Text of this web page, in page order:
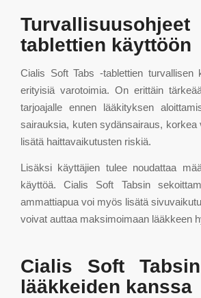
tablettien käyttöön
Cialis Soft Tabs -tablettien turvallisen
erityisiä varotoimia. On erittäin
tarjoajalle ennen lääkityksen
sairauksia, kuten sydänsairaus,
lisätä haittavaikutusten riskiä.
Lisäksi käyttäjien tulee noudattaa
käyttöä. Cialis Soft Tabsin
ammattiapua voi myös lisätä
voivat auttaa maksimoimaan lääkkeen
Cialis Soft
lääkkeiden kanssa